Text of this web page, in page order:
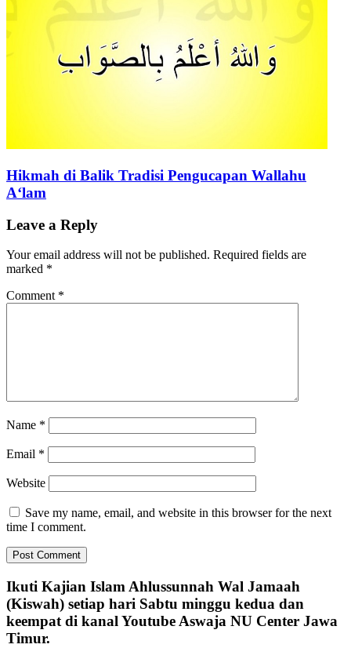
Hikmah di Balik Tradisi Pengucapan Wallahu
A‘lam
Leave a Reply
Your email address will not be published. Required fields are
marked *
Comment *
Name *
Email *
Website
Save my name, email, and website in this browser for the next
time I comment.
Ikuti Kajian Islam Ahlussunnah Wal Jamaah
(Kiswah) setiap hari Sabtu minggu kedua dan
keempat di kanal Youtube Aswaja NU Center Jawa
Timur.